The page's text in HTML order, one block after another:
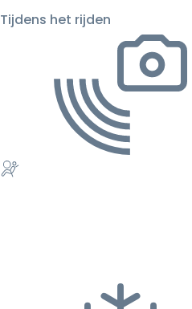
Tijdens het rijden